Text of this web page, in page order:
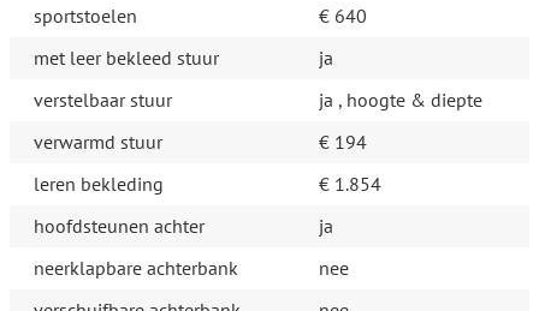
sportstoelen
€ 640
met leer bekleed stuur
ja
verstelbaar stuur
ja , hoogte & diepte
verwarmd stuur
€ 194
leren bekleding
€ 1.854
hoofdsteunen achter
ja
neerklapbare achterbank
nee